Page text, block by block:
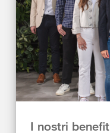
I nostri benefit